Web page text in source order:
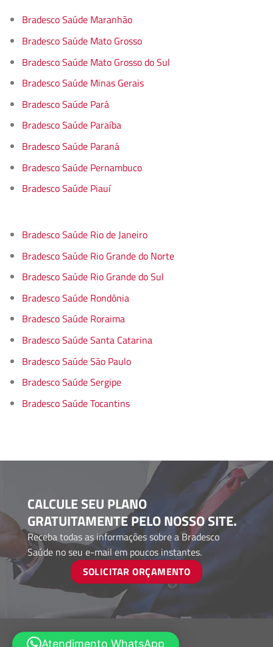
Bradesco Saúde Maranhão
Bradesco Saúde Mato Grosso
Bradesco Saúde Mato Grosso do Sul
Bradesco Saúde Minas Gerais
Bradesco Saúde Pará
Bradesco Saúde Paraíba
Bradesco Saúde Paraná
Bradesco Saúde Pernambuco
Bradesco Saúde Piauí
Bradesco Saúde Rio de Janeiro
Bradesco Saúde Rio Grande do Norte
Bradesco Saúde Rio Grande do Sul
Bradesco Saúde Rondônia
Bradesco Saúde Roraima
Bradesco Saúde Santa Catarina
Bradesco Saúde São Paulo
Bradesco Saúde Sergipe
Bradesco Saúde Tocantins
CALCULE SEU PLANO
GRATUITAMENTE PELO NOSSO SITE.
Receba todas as informações sobre a Bradesco
Saúde no seu e-mail em poucos instantes.
SOLICITAR ORÇAMENTO
Atendimento WhatsApp